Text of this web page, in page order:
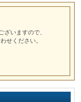
ざいますので、
せください。